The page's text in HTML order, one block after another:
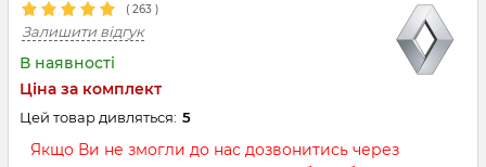
( 263 )
Залишити відгук
В наявності
Ціна за комплект
Цей товар дивляться: 5
Якщо Ви не змогли до нас дозвонитись через